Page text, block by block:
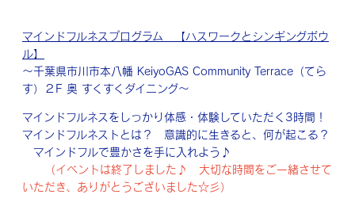
マインドフルネスプログラム 【ハスワークとシンギングボウ
ル】
～千葉県市川市本八幡 KeiyoGAS Community Terrace（てら
す）２F 奥 すくすくダイニング～
マインドフルネスをしっかり体感・体験していただく3時間！
マインドフルネストとは？ 意識的に生きると、何が起こる？
マインドフルで豊かさを手に入れよう♪
（イベントは終了しました♪ 大切な時間をご一緒させて
いただき、ありがとうございました☆彡）